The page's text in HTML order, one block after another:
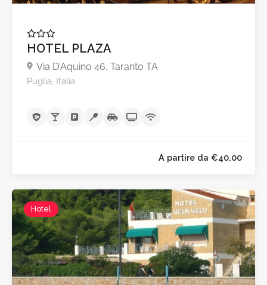
HOTEL PLAZA
Via D'Aquino 46, Taranto TA
Puglia, Italia
Hotel